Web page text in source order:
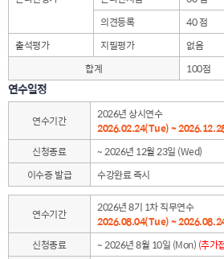
합계 100점
의견등록
40 점
출석평가
지필평가 없음
연수일정
연수기간
2026년 상시연수
2026.02.24(Tue) ~
신청종료
~ 2026년 12월 23일 (Wed)
이수증 발급
수강완료 즉시
연수기간
2026년 8기 1차 직무연수
2026.08.04(Tue) ~
신청종료 ~ 2026년 8월 10일 (Mon) (추가